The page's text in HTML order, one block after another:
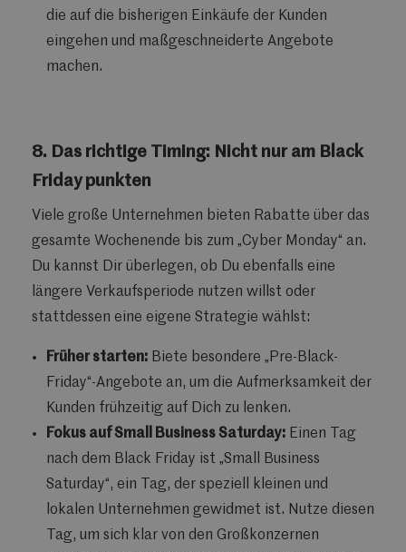
die auf die bisherigen Einkäufe der Kunden
eingehen und maßgeschneiderte Angebote
machen.
8. Das richtige Timing: Nicht nur am Black
Friday punkten
Viele große Unternehmen bieten Rabatte über das
gesamte Wochenende bis zum „Cyber Monday“ an.
Du kannst Dir überlegen, ob Du ebenfalls eine
längere Verkaufsperiode nutzen willst oder
stattdessen eine eigene Strategie wählst:
Früher starten: Biete besondere „Pre-Black-
Friday“-Angebote an, um die Aufmerksamkeit der
Kunden frühzeitig auf Dich zu lenken.
Fokus auf Small Business Saturday: Einen Tag
nach dem Black Friday ist „Small Business
Saturday“, ein Tag, der speziell kleinen und
lokalen Unternehmen gewidmet ist. Nutze diesen
Tag, um sich klar von den Großkonzernen